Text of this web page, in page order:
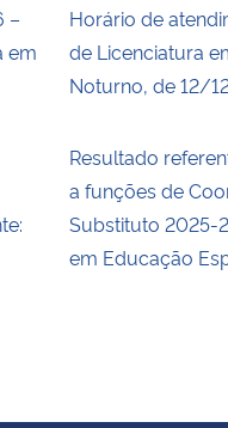
–
em
Horário de
de Licenciatura
Noturno, de 12/
Resultado
a funções de
Substituto 2025-
em Educação